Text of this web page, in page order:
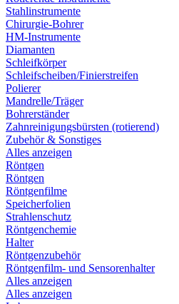
Stahlinstrumente
Chirurgie-Bohrer
HM-Instrumente
Diamanten
Schleifkörper
Schleifscheiben/Finierstreifen
Polierer
Mandrelle/Träger
Bohrerständer
Zahnreinigungsbürsten (rotierend)
Zubehör & Sonstiges
Alles anzeigen
Röntgen
Röntgen
Röntgenfilme
Speicherfolien
Strahlenschutz
Röntgenchemie
Halter
Röntgenzubehör
Röntgenfilm- und Sensorenhalter
Alles anzeigen
Alles anzeigen